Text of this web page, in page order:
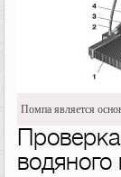
Помпа является
водяного